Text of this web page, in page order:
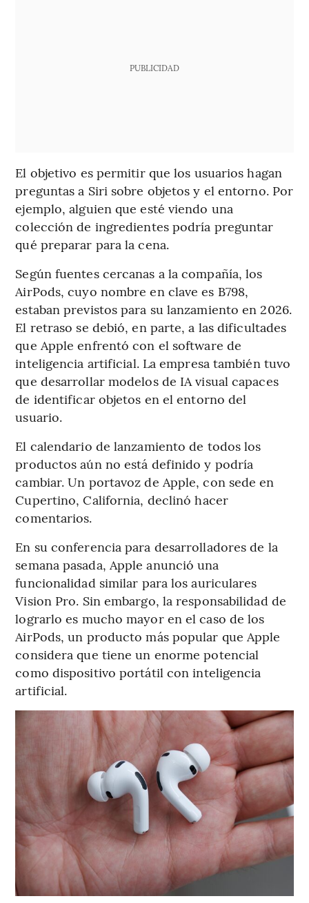
PUBLICIDAD
El objetivo es permitir que los usuarios hagan
preguntas a Siri sobre objetos y el entorno. Por
ejemplo, alguien que esté viendo una
colección de ingredientes podría preguntar
qué preparar para la cena.
Según fuentes cercanas a la compañía, los
AirPods, cuyo nombre en clave es B798,
estaban previstos para su lanzamiento en 2026.
El retraso se debió, en parte, a las dificultades
que Apple enfrentó con el software de
inteligencia artificial. La empresa también tuvo
que desarrollar modelos de IA visual capaces
de identificar objetos en el entorno del
usuario.
El calendario de lanzamiento de todos los
productos aún no está definido y podría
cambiar. Un portavoz de Apple, con sede en
Cupertino, California, declinó hacer
comentarios.
En su conferencia para desarrolladores de la
semana pasada, Apple anunció una
funcionalidad similar para los auriculares
Vision Pro. Sin embargo, la responsabilidad de
lograrlo es mucho mayor en el caso de los
AirPods, un producto más popular que Apple
considera que tiene un enorme potencial
como dispositivo portátil con inteligencia
artificial.